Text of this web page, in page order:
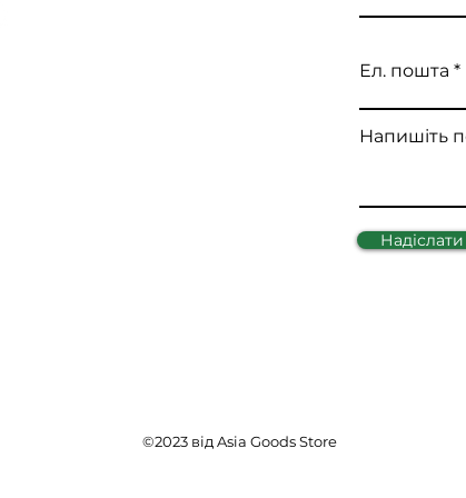
Ел. пошта
Напишіть
Надіслати
©2023 від Asia Goods Store